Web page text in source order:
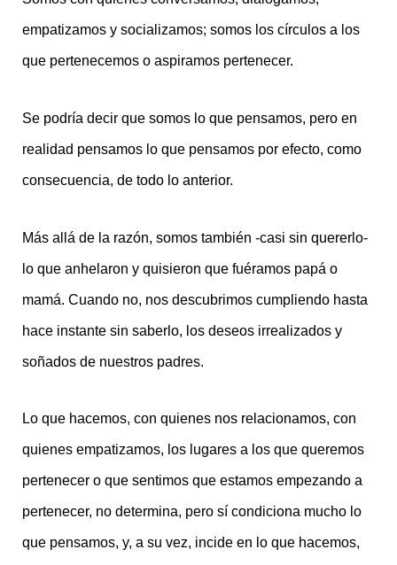
empatizamos y socializamos; somos los círculos a los
que pertenecemos o aspiramos pertenecer.
Se podría decir que somos lo que pensamos, pero en
realidad pensamos lo que pensamos por efecto, como
consecuencia, de todo lo anterior.
Más allá de la razón, somos también -casi sin quererlo-
lo que anhelaron y quisieron que fuéramos papá o
mamá. Cuando no, nos descubrimos cumpliendo hasta
hace instante sin saberlo, los deseos irrealizados y
soñados de nuestros padres.
Lo que hacemos, con quienes nos relacionamos, con
quienes empatizamos, los lugares a los que queremos
pertenecer o que sentimos que estamos empezando a
pertenecer, no determina, pero sí condiciona mucho lo
que pensamos, y, a su vez, incide en lo que hacemos,